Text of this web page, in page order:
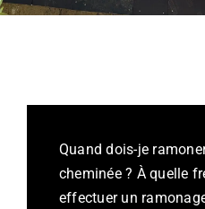
Quand dois-je
cheminée ? À quelle
effectuer un